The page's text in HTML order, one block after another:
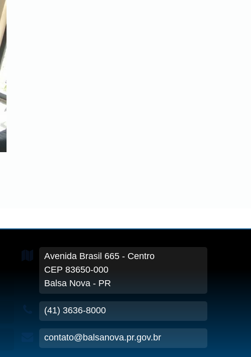
Avenida Brasil 665 - Centro
CEP 83650-000
Balsa Nova - PR
(41) 3636-8000
contato@balsanova.pr.gov.br